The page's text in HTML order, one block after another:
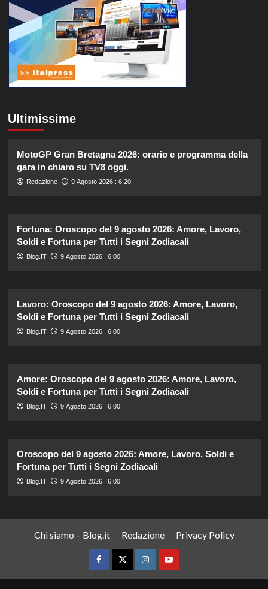
Ultimissime
MotoGP Gran Bretagna 2026: orario e programma della
gara in chiaro su TV8 oggi.
Redazione 9 Agosto 2026 : 6:20
Fortuna: Oroscopo del 9 agosto 2026: Amore, Lavoro,
Soldi e Fortuna per Tutti i Segni Zodiacali
Blog.IT 9 Agosto 2026 : 6:00
Lavoro: Oroscopo del 9 agosto 2026: Amore, Lavoro,
Soldi e Fortuna per Tutti i Segni Zodiacali
Blog.IT 9 Agosto 2026 : 6:00
Amore: Oroscopo del 9 agosto 2026: Amore, Lavoro,
Soldi e Fortuna per Tutti i Segni Zodiacali
Blog.IT 9 Agosto 2026 : 6:00
Oroscopo del 9 agosto 2026: Amore, Lavoro, Soldi e
Fortuna per Tutti i Segni Zodiacali
Blog.IT 9 Agosto 2026 : 6:00
Chi siamo – Blog.it Redazione Privacy Policy
FacebookTwitterInstagramYouTube